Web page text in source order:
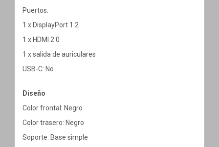
Puertos:
1 x DisplayPort 1.2
1 x HDMI 2.0
1 x salida de auriculares
USB-C: No
Diseño
Color frontal: Negro
Color trasero: Negro
Soporte: Base simple